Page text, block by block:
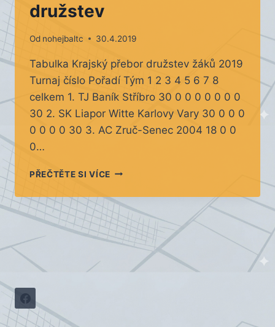
družstev
Od nohejbaltc 30.4.2019
Tabulka Krajský přebor družstev žáků 2019
Turnaj číslo Pořadí Tým 1 2 3 4 5 6 7 8
celkem 1. TJ Baník Stříbro 30 0 0 0 0 0 0 0
30 2. SK Liapor Witte Karlovy Vary 30 0 0 0
0 0 0 0 30 3. AC Zruč-Senec 2004 18 0 0
0…
PŘEČTĚTE SI VÍCEVÝSLEDKY
KOLO
KP
DRUŽSTEV